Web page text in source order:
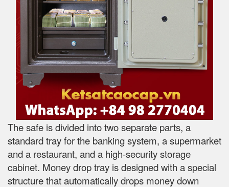
The safe is divided into two separate parts, a
standard tray for the banking system, a supermarket
and a restaurant, and a high-security storage
cabinet. Money drop tray is designed with a special
structure that automatically drops money down